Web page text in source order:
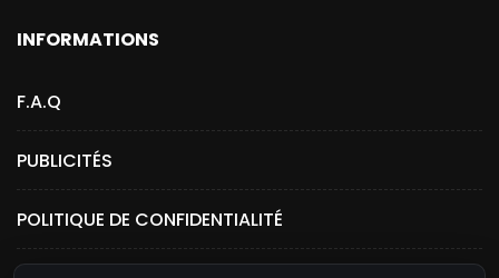
INFORMATIONS
F.A.Q
PUBLICITÉS
POLITIQUE DE CONFIDENTIALITÉ